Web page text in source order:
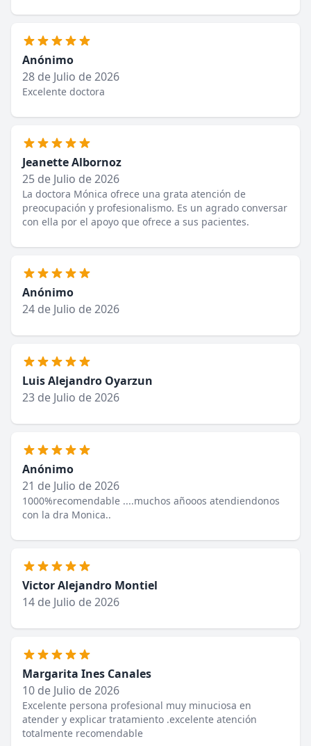
Anónimo
28 de Julio de 2026
Excelente doctora
Jeanette Albornoz
25 de Julio de 2026
La doctora Mónica ofrece una grata atención de
preocupación y profesionalismo. Es un agrado conversar
con ella por el apoyo que ofrece a sus pacientes.
Anónimo
24 de Julio de 2026
Luis Alejandro Oyarzun
23 de Julio de 2026
Anónimo
21 de Julio de 2026
1000%recomendable ....muchos añooos atendiendonos
con la dra Monica..
Victor Alejandro Montiel
14 de Julio de 2026
Margarita Ines Canales
10 de Julio de 2026
Excelente persona profesional muy minuciosa en
atender y explicar tratamiento .excelente atención
totalmente recomendable